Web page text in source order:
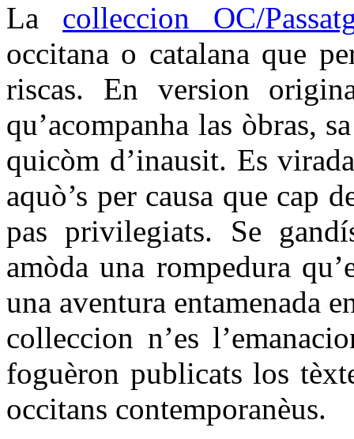
La colleccion OC/
occitana o catalana que
riscas. En version
qu’acompanha las òbras,
quicòm d’inausit. Es
aquò’s per causa que cap
pas privilegiats. Se
amòda una rompedura
una aventura entamenada
colleccion n’es
foguèron publicats los
occitans contemporanèus.